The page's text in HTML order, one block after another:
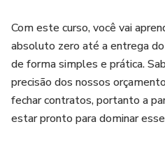
Com este curso, você vai
absoluto zero até a entrega
de forma simples e prática.
precisão dos nossos
fechar contratos, portanto a
estar pronto para dominar